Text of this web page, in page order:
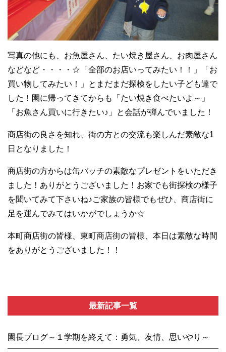
最新記事一覧
園長ブログ～１学期を終えて：勇気、友情、思いやり～
写真の他にも、お魚屋さん、たい焼き屋さん、お肉屋さん
などなど・・・・☆「全部のお店いってみたい！！」「お
買い物してみたい！」とまだまだ探検をしたい子ども達で
した！園に帰ってきてからも「たい焼き食べたいよ～」
「お魚さん買いに行きたい♪」と会話が弾んでいました！
商店街の良さを知れ、街の方との交流も楽しんだ素敵な1
日となりました！
商店街の方からは缶バッチの素敵なプレゼントをいただき
ました！ありがとうございました！お家でも街探検の様子
を聞いてみて下さいね♪ご家族の皆様でもぜひ、商店街に
足を運んでみてはいかがでしょうか☆
本町商店街の皆様、東町商店街の皆様、本日は素敵な時間
をありがとうございました！！